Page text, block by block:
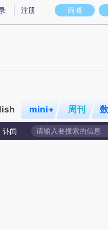
意图存在偏差。不代表财新观点
商城
注册
mini+ 周刊
讣闻